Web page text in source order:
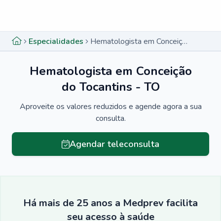
Especialidades Hematologista em Conceição do Tocantins - TO
Hematologista em Conceição
do Tocantins - TO
Aproveite os valores reduzidos e agende agora a sua
consulta.
Agendar teleconsulta
Há mais de 25 anos a Medprev facilita
seu acesso à saúde